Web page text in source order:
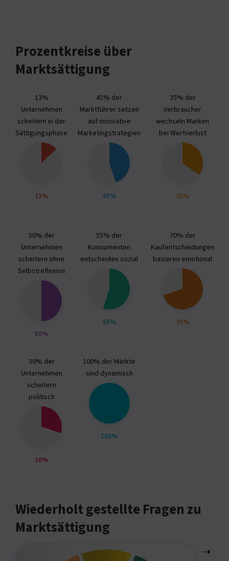
Prozentkreise über
Marktsättigung
13%
Unternehmen
scheitern in der
Sättigungsphase
13%
45% der
Marktführer setzen
auf innovative
Marketingstrategien
45%
35% der
Verbraucher
wechseln Marken
bei Wertverlust
35%
50% der
Unternehmen
scheitern ohne
Selbstreflexion
50%
55% der
Konsumenten
entscheiden sozial
55%
70% der
Kaufentscheidungen
basieren emotional
70%
30% der
Unternehmen
scheitern
politisch
30%
100% der Märkte
sind dynamisch
100%
Wiederholt gestellte Fragen zu
Marktsättigung
➝